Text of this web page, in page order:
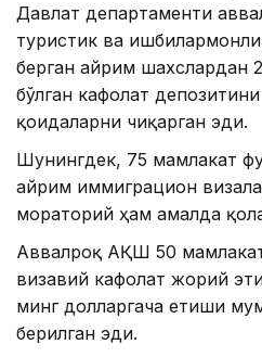
Давлат департаменти
туристик ва
берган айрим шахслардан
бўлган кафолат
қоидаларни чиқарган эди.
Шунингдек, 75 мамлакат
айрим иммиграцион
мораторий ҳам амалда
Аввалроқ АҚШ 50
визавий кафолат жорий
минг долларгача етиши
берилган эди.